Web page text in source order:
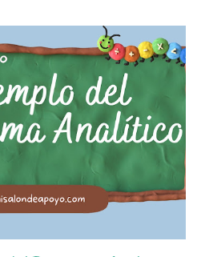
y practiquen las grandes
ser un buen ciudadano. A
algunos ejemplos de reglas
con mis tareas y trabajos. 2.
3. Levanto la mano para
ir al baño 5. Deposito la
con mis útiles esc...